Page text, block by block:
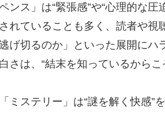
ンス」は“緊張感”や“心理的な
れていることも多く、読者や視
逃げ切るのか」といった展開に
さは、“結末を知っているからこ
ミステリー」は“謎を解く快感”